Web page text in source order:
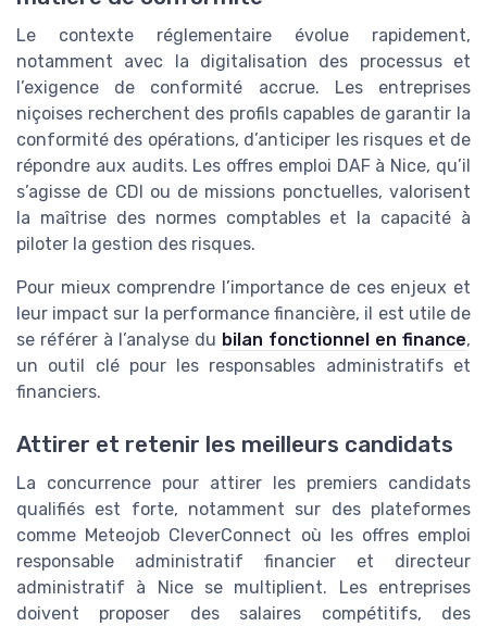
Le contexte réglementaire évolue rapidement,
notamment avec la digitalisation des processus et
l’exigence de conformité accrue. Les entreprises
niçoises recherchent des profils capables de garantir la
conformité des opérations, d’anticiper les risques et de
répondre aux audits. Les offres emploi DAF à Nice, qu’il
s’agisse de CDI ou de missions ponctuelles, valorisent
la maîtrise des normes comptables et la capacité à
piloter la gestion des risques.
Pour mieux comprendre l’importance de ces enjeux et
leur impact sur la performance financière, il est utile de
se référer à l’analyse du bilan fonctionnel en finance,
un outil clé pour les responsables administratifs et
financiers.
Attirer et retenir les meilleurs candidats
La concurrence pour attirer les premiers candidats
qualifiés est forte, notamment sur des plateformes
comme Meteojob CleverConnect où les offres emploi
responsable administratif financier et directeur
administratif à Nice se multiplient. Les entreprises
doivent proposer des salaires compétitifs, des